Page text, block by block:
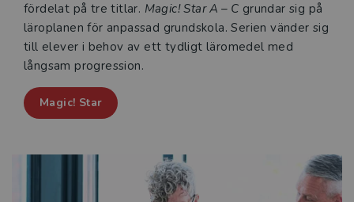
fördelat på tre titlar. Magic! Star A – C grundar sig på
läroplanen för anpassad grundskola. Serien vänder sig
till elever i behov av ett tydligt läromedel med
långsam progression.
Magic! Star